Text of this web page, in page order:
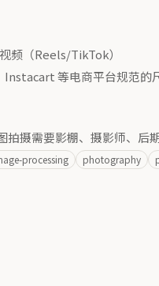
频（Reels/TikTok）
等电商平台规范的
摄需要影棚、摄影师、
processing photography